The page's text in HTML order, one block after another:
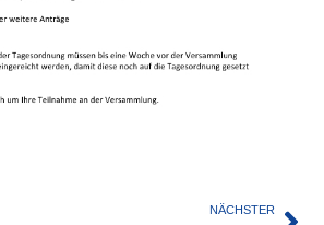
NÄCHSTER